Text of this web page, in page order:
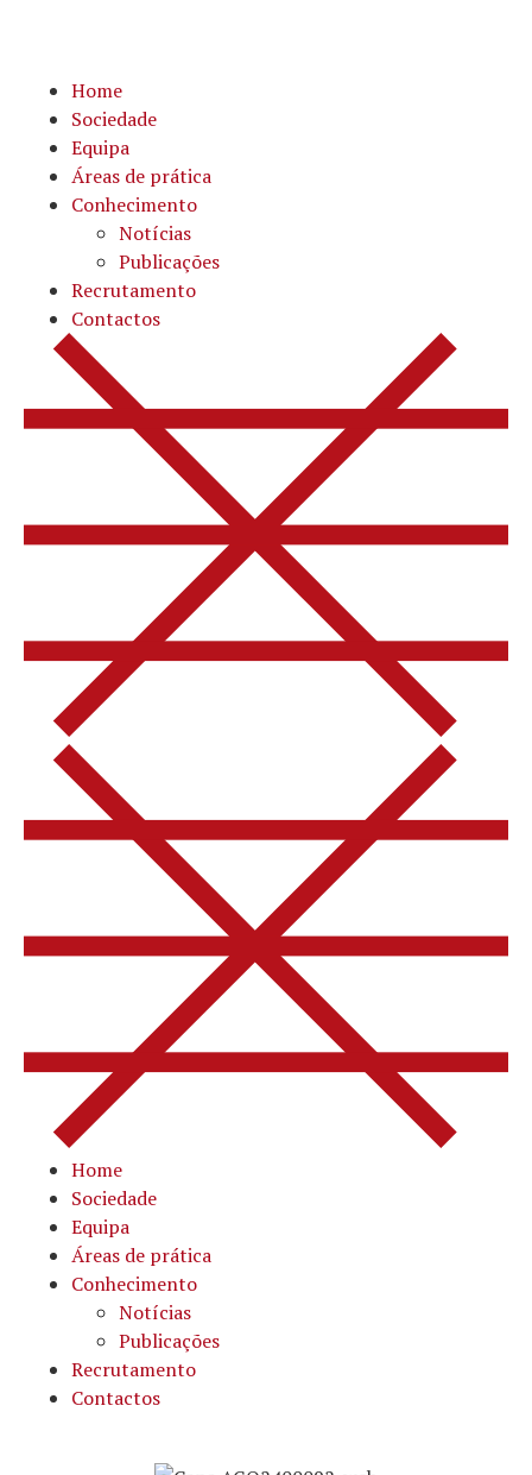
Home
Sociedade
Equipa
Áreas de prática
Conhecimento
Notícias
Publicações
Recrutamento
Contactos
Home
Sociedade
Equipa
Áreas de prática
Conhecimento
Notícias
Publicações
Recrutamento
Contactos